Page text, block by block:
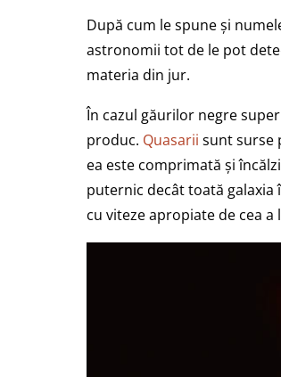
După cum le spune și
astronomii tot de le pot
materia din jur.
În cazul găurilor negre
produc. Quasarii sunt surse
ea este comprimată și
puternic decât toată galaxia
cu viteze apropiate de cea a